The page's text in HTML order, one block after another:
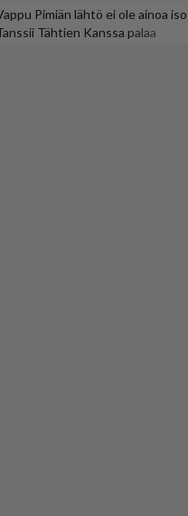
Pimiän lähtö ei ole ainoa
Tähtien Kanssa palaa